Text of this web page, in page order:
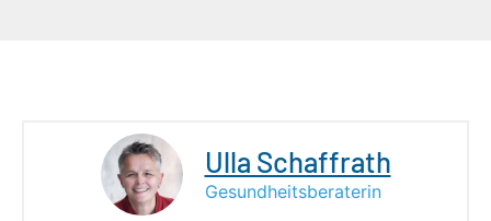
Ulla Schaffrath
Gesundheitsberaterin